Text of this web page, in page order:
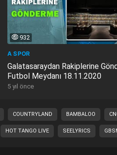
932
A SPOR
Galatasaraydan Rakiplerine
Futbol Meydanı 18.11.2020
5 yıl önce
COUNTRYLAND BAMBALOO
HOT TANGO LIVE SEELYRICS